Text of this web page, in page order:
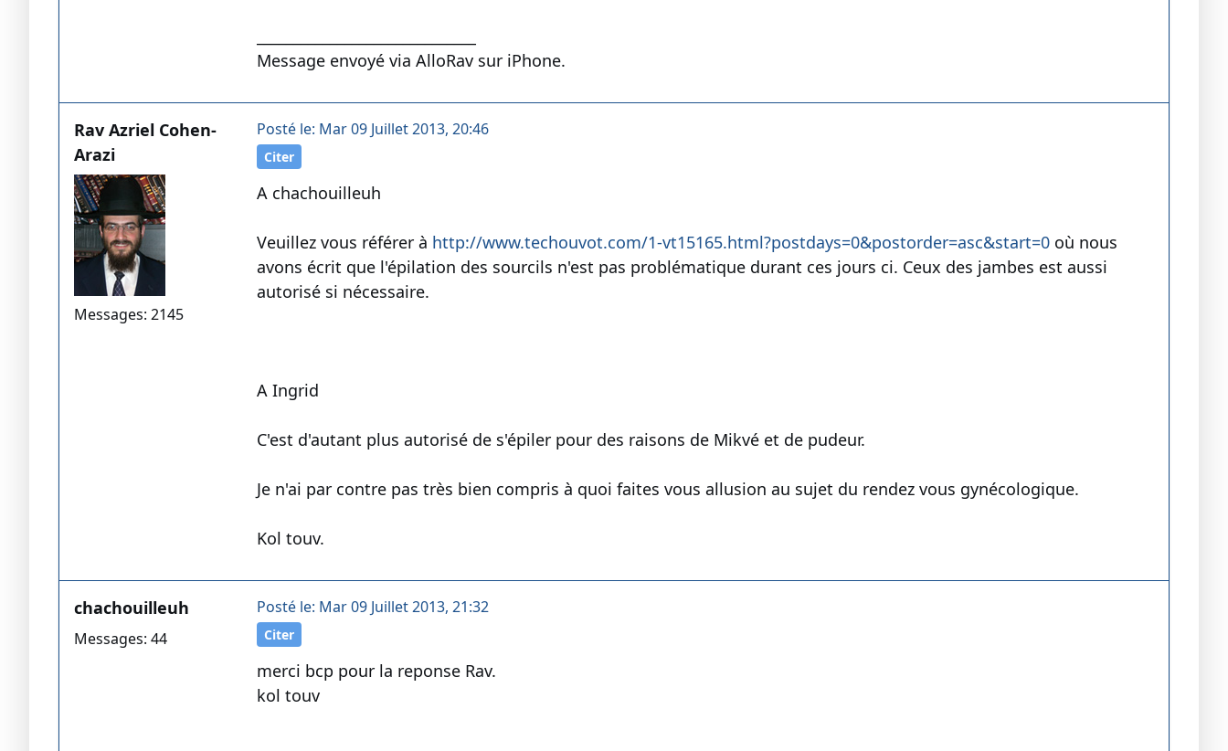
Message envoyé via AlloRav sur iPhone.
Rav Azriel Cohen-
Arazi
Messages: 2145
Posté le: Mar 09 Juillet 2013, 20:46
Citer
A chachouilleuh
Veuillez vous référer à http://www.techouvot.com/1-vt15165.html?postdays=0&postorder=asc&start=0où nous
avons écrit que l'épilation des sourcils n'est pas problématique durant ces jours ci. Ceux des jambes est aussi
autorisé si nécessaire.
A Ingrid
C'est d'autant plus autorisé de s'épiler pour des raisons de Mikvé et de pudeur.
Je n'ai par contre pas très bien compris à quoi faites vous allusion au sujet du rendez vous gynécologique.
Kol touv.
chachouilleuh
Messages: 44
Posté le: Mar 09 Juillet 2013, 21:32
Citer
merci bcp pour la reponse Rav.
kol touv